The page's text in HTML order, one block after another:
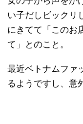
い子だしビックリ
にきてて「このお
て」とのこと。
最近ベトナムファ
るようですし、意